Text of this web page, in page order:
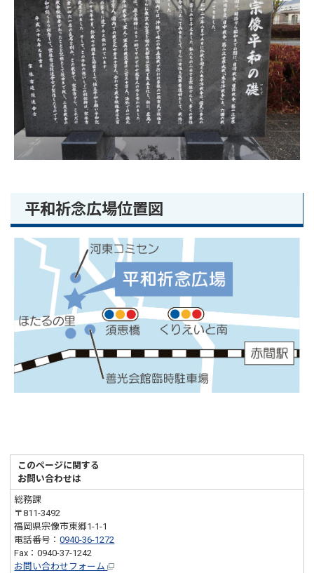
平和祈念広場位置図
このページに関する
お問い合わせは
総務課
〒811-3492
福岡県宗像市東郷1-1-1
電話番号：0940-36-1272
Fax：0940-37-1242
お問い合わせフォーム